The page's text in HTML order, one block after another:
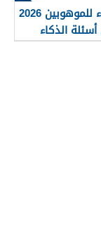
اسئلة ذكاء للموهوبين 2026
من أسئلة الذكاء